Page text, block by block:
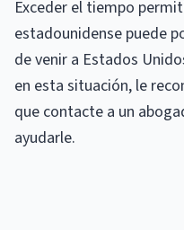
Exceder el tiempo
estadounidense puede
de venir a Estados
en esta situación, le
que contacte a un
ayudarle.